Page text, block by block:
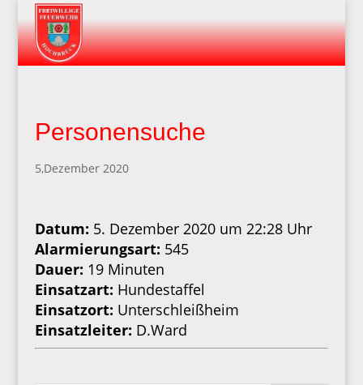
Personensuche
5,Dezember 2020
Datum: 5. Dezember 2020 um 22:28 Uhr
Alarmierungsart: 545
Dauer: 19 Minuten
Einsatzart: Hundestaffel
Einsatzort: Unterschleißheim
Einsatzleiter: D.Ward